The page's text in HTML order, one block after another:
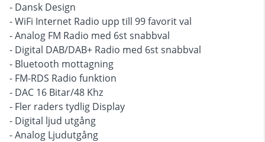
- Dansk Design
- WiFi Internet Radio upp till 99 favorit val
- Analog FM Radio med 6st snabbval
- Digital DAB/DAB+ Radio med 6st snabbval
- Bluetooth mottagning
- FM-RDS Radio funktion
- DAC 16 Bitar/48 Khz
- Fler raders tydlig Display
- Digital ljud utgång
- Analog Ljudutgång